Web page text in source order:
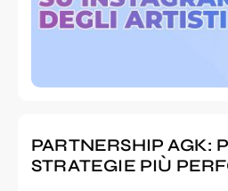
PARTNERSHIP AGK:
STRATEGIE PIÙ